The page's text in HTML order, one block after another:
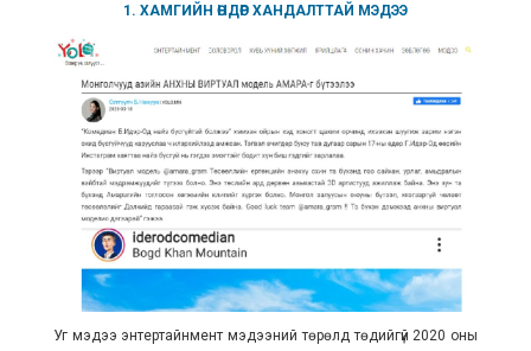
1. ХАМГИЙН ӨНДӨР ХАНДАЛТТАЙ МЭДЭЭ
Уг мэдээ энтертайнмент мэдээний төрөлд төдийгүй 2020 оны